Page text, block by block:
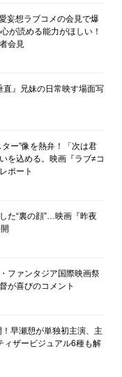
妄想ラブコメの会見で爆
が読める能力がほしい！
会見
』兄妹の日常映す場面写
ー”像を熱弁！「次は君
を込める。映画『ラブ≠コ
ポート
た“裏の顔”…映画『昨夜
ファンタジア国際映画祭
が喜びのコメント
早瀬憩が単独初主演、主
ィザービジュアル6種も解